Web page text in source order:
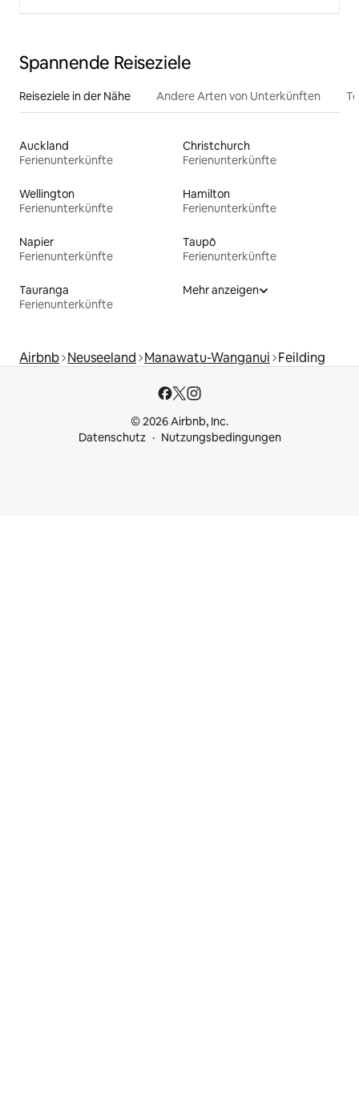
Spannende Reiseziele
Reiseziele in der Nähe Andere Arten von Unterkünften
Auckland
Ferienunterkünfte
Christchurch
Ferienunterkünfte
Wellington
Ferienunterkünfte
Hamilton
Ferienunterkünfte
Napier
Ferienunterkünfte
Taupō
Ferienunterkünfte
Tauranga
Ferienunterkünfte
Mehr anzeigen
Airbnb Neuseeland Manawatu-Wanganui Feilding
© 2026 Airbnb, Inc.
Datenschutz
Nutzungsbedingungen